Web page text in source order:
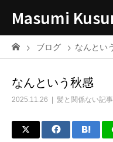
Masumi
ブログ なんとい
なんという秋感
2025.11.26 髪と関係ない記事